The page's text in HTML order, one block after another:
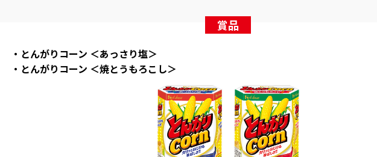
賞品
・とんがりコーン ＜あっさり塩＞
・とんがりコーン ＜焼とうもろこし＞